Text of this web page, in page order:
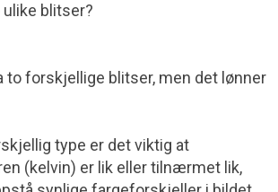
blitser?
to forskjellige blitser, men det lønner
type er det viktig at
(kelvin) er lik eller tilnærmet lik,